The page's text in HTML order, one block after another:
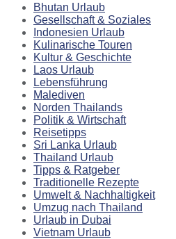
Bhutan Urlaub
Gesellschaft & Soziales
Indonesien Urlaub
Kulinarische Touren
Kultur & Geschichte
Laos Urlaub
Lebensführung
Malediven
Norden Thailands
Politik & Wirtschaft
Reisetipps
Sri Lanka Urlaub
Thailand Urlaub
Tipps & Ratgeber
Traditionelle Rezepte
Umwelt & Nachhaltigkeit
Umzug nach Thailand
Urlaub in Dubai
Vietnam Urlaub